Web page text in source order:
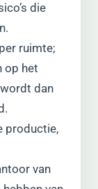
die
ruimte;
op het
dan
productie,
van